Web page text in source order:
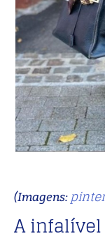
(Imagens:
A